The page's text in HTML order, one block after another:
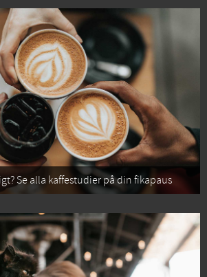
Se alla kaffestudier på din fikapaus